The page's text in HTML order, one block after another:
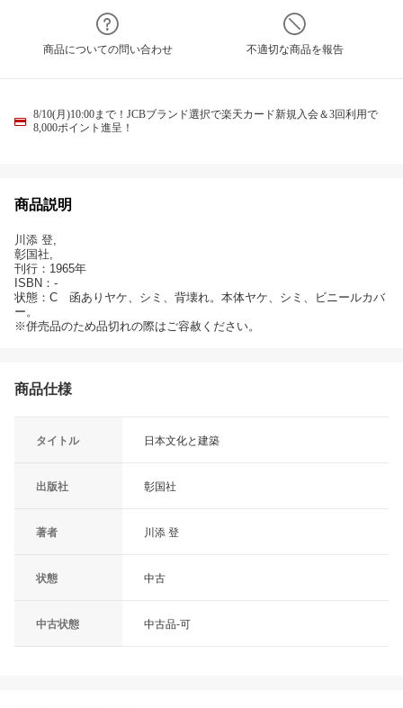
商品についての問い合わせ 不適切な商品を報告
8/10(月)10:00まで！JCBブランド選択で楽天カード新規入会＆3回利用で
8,000ポイント進呈！
商品説明
川添 登,
彰国社,
刊行：1965年
ISBN：-
状態：C 函ありヤケ、シミ、背壊れ。本体ヤケ、シミ、ビニールカバ
ー。
※併売品のため品切れの際はご容赦ください。
商品仕様
タイトル 日本文化と建築
出版社 彰国社
著者 川添 登
状態 中古
中古状態 中古品-可